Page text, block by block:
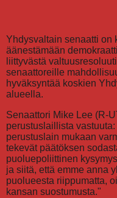
Yhdysvaltain senaatti on
äänestämään
liittyvästä
senaattoreille
hyväksyntää koskien
alueella.
Senaattori Mike Lee (R-
perustuslaillista
perustuslain mukaan
tekevät päätöksen
puoluepoliittinen
ja siitä, että emme anna
puolueesta riippumatta,
kansan suostumusta."